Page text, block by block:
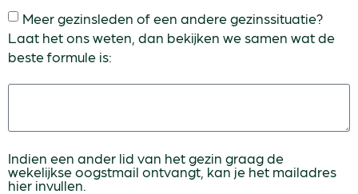
Meer gezinsleden of een andere gezinssituatie?
Laat het ons weten, dan bekijken we samen wat de
beste formule is:
Indien een ander lid van het gezin graag de
wekelijkse oogstmail ontvangt, kan je het mailadres
hier invullen.